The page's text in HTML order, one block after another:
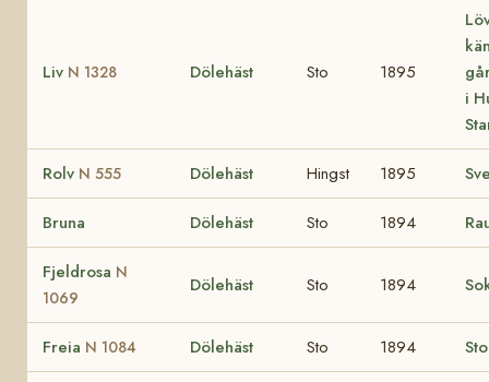
Liv N 1328 Dölehäst Sto 1895
i
Rolv N 555 Dölehäst Hingst 1895
Bruna Dölehäst Sto 1894
Fjeldrosa N
1069
Dölehäst Sto 1894
Freia N 1084 Dölehäst Sto 1894